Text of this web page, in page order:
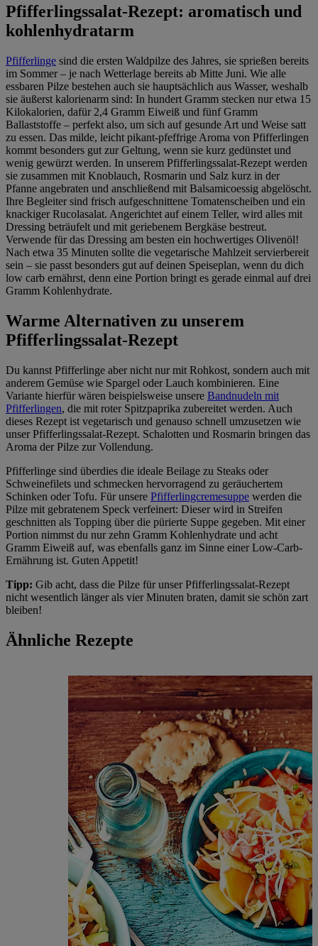
Pfifferlingssalat-Rezept: aromatisch und
kohlenhydratarm
Pfifferlinge sind die ersten Waldpilze des Jahres, sie sprießen bereits
im Sommer – je nach Wetterlage bereits ab Mitte Juni. Wie alle
essbaren Pilze bestehen auch sie hauptsächlich aus Wasser, weshalb
sie äußerst kalorienarm sind: In hundert Gramm stecken nur etwa 15
Kilokalorien, dafür 2,4 Gramm Eiweiß und fünf Gramm
Ballaststoffe – perfekt also, um sich auf gesunde Art und Weise satt
zu essen. Das milde, leicht pikant-pfeffrige Aroma von Pfifferlingen
kommt besonders gut zur Geltung, wenn sie kurz gedünstet und
wenig gewürzt werden. In unserem Pfifferlingssalat-Rezept werden
sie zusammen mit Knoblauch, Rosmarin und Salz kurz in der
Pfanne angebraten und anschließend mit Balsamicoessig abgelöscht.
Ihre Begleiter sind frisch aufgeschnittene Tomatenscheiben und ein
knackiger Rucolasalat. Angerichtet auf einem Teller, wird alles mit
Dressing beträufelt und mit geriebenem Bergkäse bestreut.
Verwende für das Dressing am besten ein hochwertiges Olivenöl!
Nach etwa 35 Minuten sollte die vegetarische Mahlzeit servierbereit
sein – sie passt besonders gut auf deinen Speiseplan, wenn du dich
low carb ernährst, denn eine Portion bringt es gerade einmal auf drei
Gramm Kohlenhydrate.
Warme Alternativen zu unserem
Pfifferlingssalat-Rezept
Du kannst Pfifferlinge aber nicht nur mit Rohkost, sondern auch mit
anderem Gemüse wie Spargel oder Lauch kombinieren. Eine
Variante hierfür wären beispielsweise unsere Bandnudeln mit
Pfifferlingen, die mit roter Spitzpaprika zubereitet werden. Auch
dieses Rezept ist vegetarisch und genauso schnell umzusetzen wie
unser Pfifferlingssalat-Rezept. Schalotten und Rosmarin bringen das
Aroma der Pilze zur Vollendung.
Pfifferlinge sind überdies die ideale Beilage zu Steaks oder
Schweinefilets und schmecken hervorragend zu geräuchertem
Schinken oder Tofu. Für unsere Pfifferlingcremesuppe werden die
Pilze mit gebratenem Speck verfeinert: Dieser wird in Streifen
geschnitten als Topping über die pürierte Suppe gegeben. Mit einer
Portion nimmst du nur zehn Gramm Kohlenhydrate und acht
Gramm Eiweiß auf, was ebenfalls ganz im Sinne einer Low-Carb-
Ernährung ist. Guten Appetit!
Tipp: Gib acht, dass die Pilze für unser Pfifferlingssalat-Rezept
nicht wesentlich länger als vier Minuten braten, damit sie schön zart
bleiben!
Ähnliche Rezepte